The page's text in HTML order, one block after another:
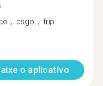
，csgo，trip
o aplicativo